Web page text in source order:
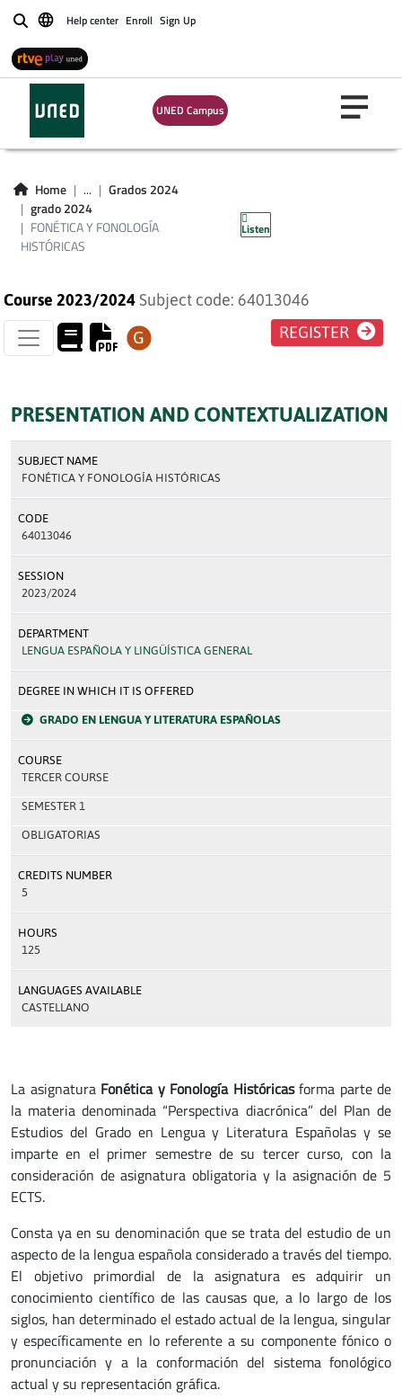
BuscarHelp center Enroll Sign Up
UNED Campus
Home ...
Grados 2024
grado 2024
FONÉTICA Y FONOLOGÍA
HISTÓRICAS
Listen
FONÉTICA Y
FONOLOGÍA
HISTÓRICAS
Course 2023/2024 Subject code: 64013046
REGISTER
PRESENTATION AND CONTEXTUALIZATION
SUBJECT NAME
FONÉTICA Y FONOLOGÍA HISTÓRICAS
CODE
64013046
SESSION
2023/2024
DEPARTMENT
LENGUA ESPAÑOLA Y LINGÜÍSTICA GENERAL
DEGREE IN WHICH IT IS OFFERED
GRADO EN LENGUA Y LITERATURA ESPAÑOLAS
COURSE
TERCER COURSE
SEMESTER 1
OBLIGATORIAS
CREDITS NUMBER
5
HOURS
125
LANGUAGES AVAILABLE
CASTELLANO
La asignatura Fonética y Fonología Históricasforma parte de
la materia denominada “Perspectiva diacrónica” del Plan de
Estudios del Grado en Lengua y Literatura Españolas y se
imparte en el primer semestre de su tercer curso, con la
consideración de asignatura obligatoria y la asignación de 5
ECTS.
Consta ya en su denominación que se trata del estudio de un
aspecto de la lengua española considerado a través del tiempo.
El objetivo primordial de la asignatura es adquirir un
conocimiento científico de las causas que, a lo largo de los
siglos, han determinado el estado actual de la lengua, singular
y específicamente en lo referente a su componente fónico o
pronunciación y a la conformación del sistema fonológico
actual y su representación gráfica.